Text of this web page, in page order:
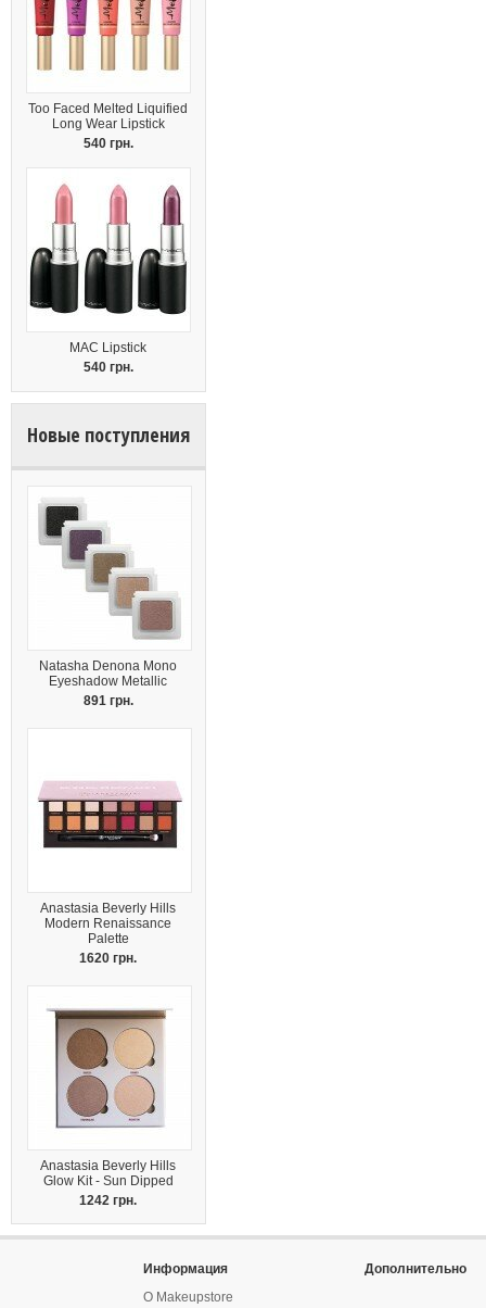
Too Faced Melted Liquified
Long Wear Lipstick
540 грн.
MAC Lipstick
540 грн.
Новые поступления
Natasha Denona Mono
Eyeshadow Metallic
891 грн.
Anastasia Beverly Hills
Modern Renaissance
Palette
1620 грн.
Anastasia Beverly Hills
Glow Kit - Sun Dipped
1242 грн.
Информация
О Makeupstore
Дополнительно